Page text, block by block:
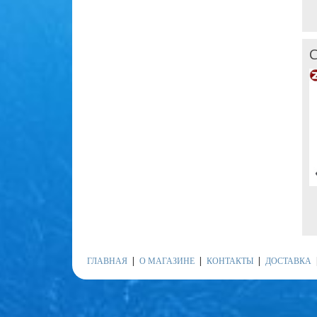
ГЛАВНАЯ О МАГАЗИНЕ КОНТАКТЫ ДОСТАВКА